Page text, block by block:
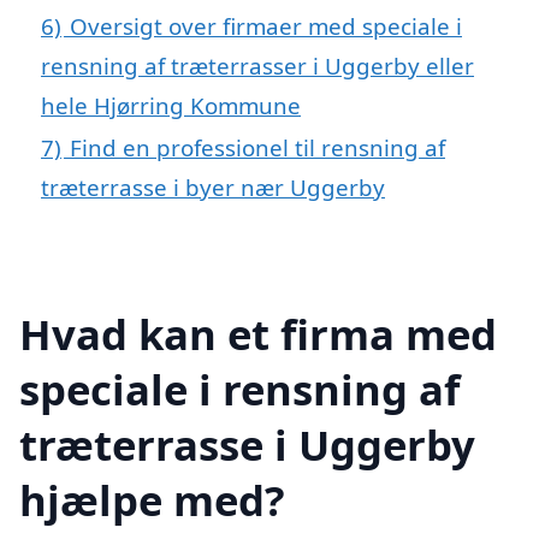
6) Oversigt over firmaer med speciale i
rensning af træterrasser i Uggerby eller
hele Hjørring Kommune
7) Find en professionel til rensning af
træterrasse i byer nær Uggerby
Hvad kan et firma med
speciale i rensning af
træterrasse i Uggerby
hjælpe med?